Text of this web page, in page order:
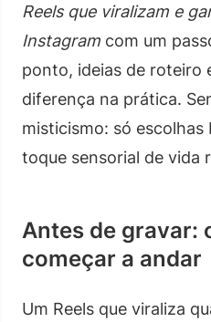
Reels que viralizam e
Instagram com um
ponto, ideias de roteiro
diferença na prática.
misticismo: só
toque sensorial de vida
Antes de gravar:
começar a andar
Um Reels que viraliza